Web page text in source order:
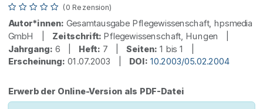
(0 Rezension)
Autor*innen: Gesamtausgabe Pflegewissenschaft, hpsmedia
GmbH | Zeitschrift: Pflegewissenschaft, Hungen |
Jahrgang: 6 | Heft: 7 |Seiten: 1 bis 1 |
Erscheinung: 01.07.2003 | DOI: 10.2003/05.02.2004
Erwerb der Online-Version als PDF-Datei